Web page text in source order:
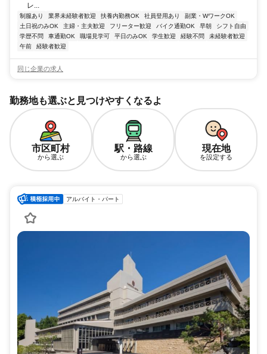
レ...
制服あり 業界未経験者歓迎 扶養内勤務OK 社員登用あり
副業・WワークOK
土日祝のみOK
主婦・主夫歓迎 フリーター歓迎 バイク通勤OK 早朝
シフト自由
学歴不問
車通勤OK 職場見学可 平日のみOK 学生歓迎 経験不問
未経験者歓迎
午前
経験者歓迎
同じ企業の求人
勤務地も選ぶと見つけやすくなるよ
市区町村
から選ぶ
駅・路線
から選ぶ
現在地
を設定する
アルバイト・パート